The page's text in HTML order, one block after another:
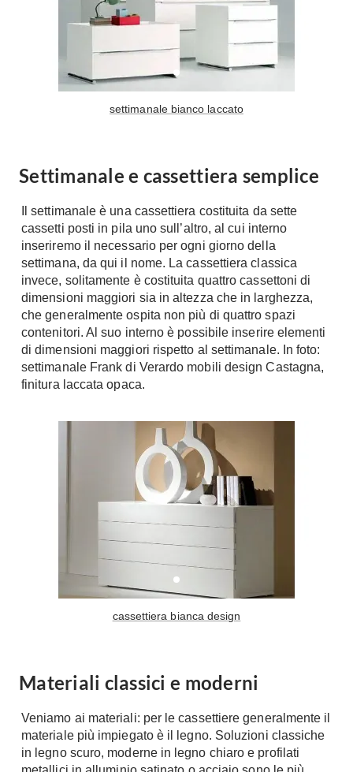
Divani in Pelle
Complementi
Tavoli
Sedie
Tavolini
Oggettistica
Complementi arredo
Notte
Camere Matrimoniali
Letti
Comodino
Camere Classiche
Lenzuola
Piumini
Letti Contenitore
Armadio ante Battenti
Armadi ante
Cabine Armadio
Armadi su misura
Armadi Angolo
Camerette Bambini
Letti a Castello
Per Neonati
Lettini
Cura della casa
Detergenti
Aspirapolvere
Ristrutturazione
Progetto
Norme
Il Verde
Restauri
Impianti
Hi-Fi
Televisori
Porte
Blindate
Porte Interne
Porte Scorrevoli
Maniglie
Finestre Alluminio
Persiane
Scale
settimanale bianco laccato
Settimanale e cassettiera semplice
Il settimanale è una cassettiera costituita da sette
cassetti posti in pila uno sull’altro, al cui interno
inseriremo il necessario per ogni giorno della
settimana, da qui il nome. La cassettiera classica
invece, solitamente è costituita quattro cassettoni di
dimensioni maggiori sia in altezza che in larghezza,
che generalmente ospita non più di quattro spazi
contenitori. Al suo interno è possibile inserire elementi
di dimensioni maggiori rispetto al settimanale. In foto:
settimanale Frank di Verardo mobili design Castagna,
finitura laccata opaca.
cassettiera bianca design
Materiali classici e moderni
Veniamo ai materiali: per le cassettiere generalmente il
materiale più impiegato è il legno. Soluzioni classiche
in legno scuro, moderne in legno chiaro e profilati